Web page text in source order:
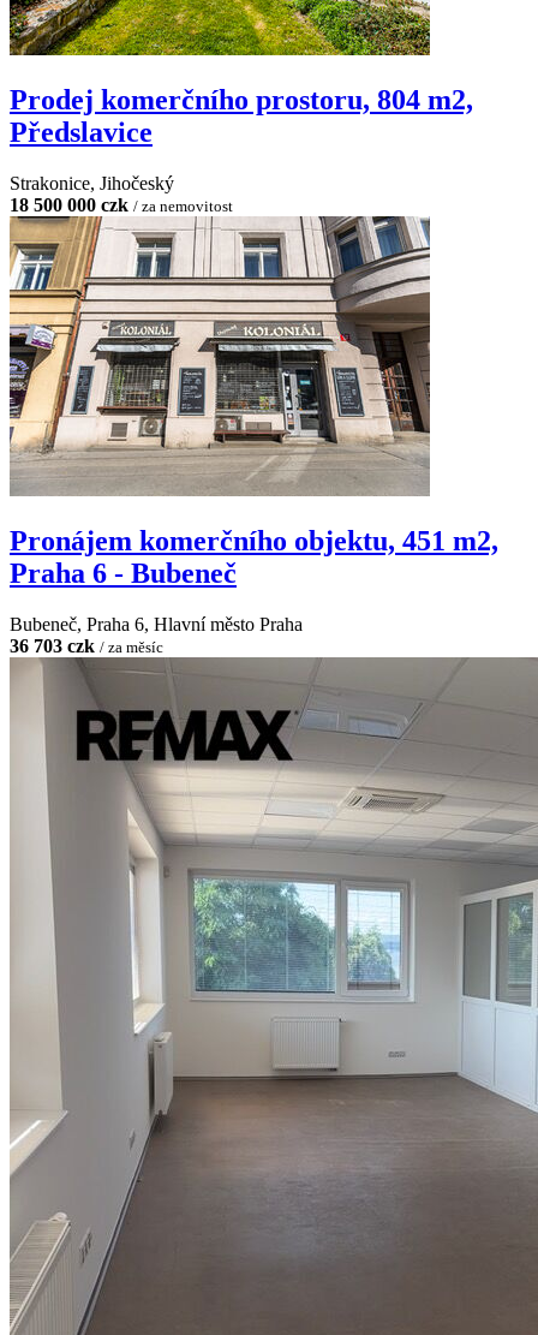
Prodej komerčního prostoru, 804 m2,
Předslavice
Strakonice, Jihočeský
18 500 000 czk / za nemovitost
Pronájem komerčního objektu, 451 m2,
Praha 6 - Bubeneč
Bubeneč, Praha 6, Hlavní město Praha
36 703 czk / za měsíc